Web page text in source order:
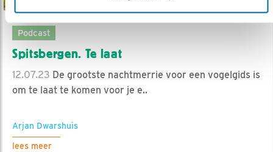
Podcast
Spitsbergen. Te laat
12.07.23 De grootste nachtmerrie voor een vogelgids is
om te laat te komen voor je e..
Arjan Dwarshuis
lees meer